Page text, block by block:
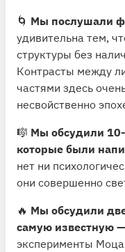
🌀 Мы послушали
удивительна тем,
структуры без
Контрасты между
частями здесь
несвойственно
🎼 Мы обсудили
которые были
нет ни
они совершенно
🔥 Мы обсудили
самую известную
эксперименты